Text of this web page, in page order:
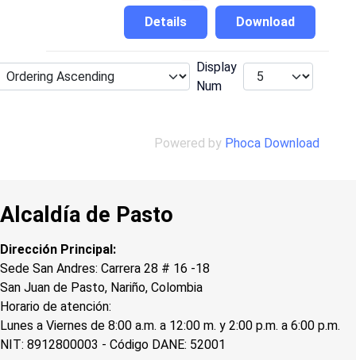
Download
Details
Display
Num
Powered by Phoca Download
Alcaldía de Pasto
Dirección Principal:
Sede San Andres: Carrera 28 # 16 -18
San Juan de Pasto, Nariño, Colombia
Horario de atención:
Lunes a Viernes de 8:00 a.m. a 12:00 m. y 2:00 p.m. a 6:00 p.m.
NIT: 8912800003 - Código DANE: 52001